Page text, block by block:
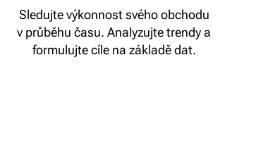
Sledujte výkonnost svého obchodu
v průběhu času. Analyzujte trendy a
formulujte cíle na základě dat.